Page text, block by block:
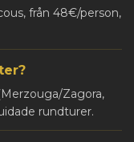
från 48€/person,
Zagora,
rundturer.